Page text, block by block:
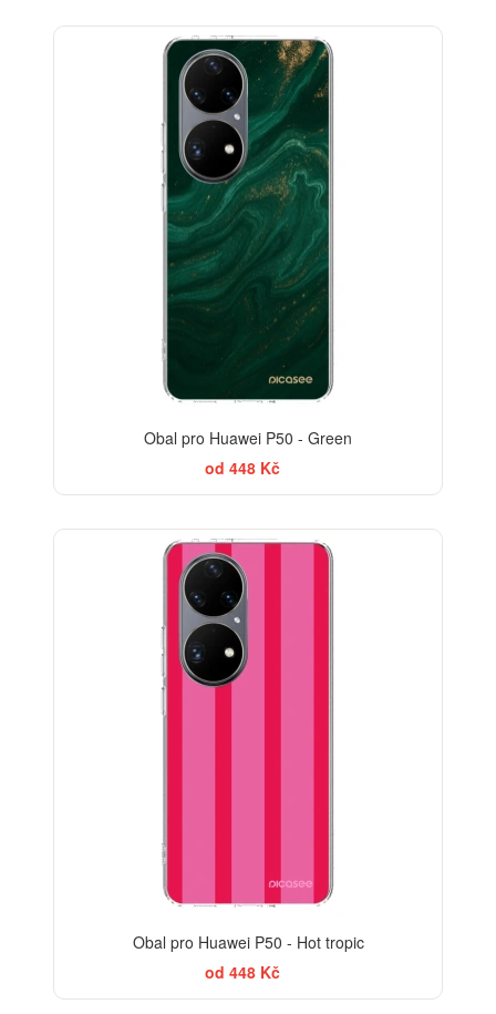
Obal pro Huawei P50 - Green
od 448 Kč
Obal pro Huawei P50 - Hot tropic
od 448 Kč